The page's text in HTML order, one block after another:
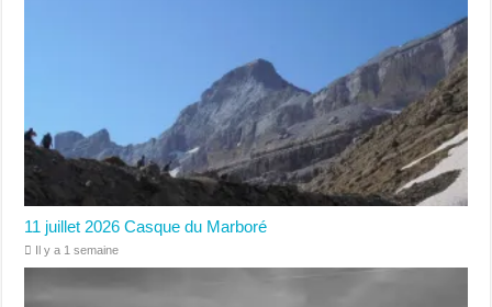
11 juillet 2026 Casque du Marboré
Il y a 1 semaine